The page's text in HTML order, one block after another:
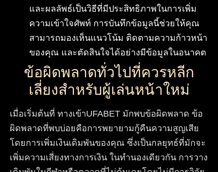
และผลลัพธ์เป็นวิธีที่มีประสิทธิภาพในการเพิ่ม
ความเข้าใจศัพท์ การบันทึกข้อมูลนี้ช่วยให้คุณ
สามารถมองเห็นแนวโน้ม ติดตามความก้าวหน้า
ของคุณ และตัดสินใจได้อย่างมีข้อมูลในอนาคต
ข้อผิดพลาดทั่วไปที่ควรหลีก
เลี่ยงสำหรับผู้เล่นหน้าใหม่
เมื่อเริ่มต้นที่ ทางเข้าUFABET มักพบข้อผิดพลาด ข้อ
ผิดพลาดที่พบบ่อยคือการพยายามกู้คืนความสูญเสีย
โดยการเพิ่มเงินเดิมพันของคุณ ซึ่งเป็นกลยุทธ์ที่มักจะ
เพิ่มความเสี่ยงทางการเงิน ในทำนองเดียวกัน การวาง